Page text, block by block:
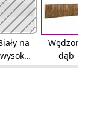
na
wysoki
połysk
Wędzony
dąb